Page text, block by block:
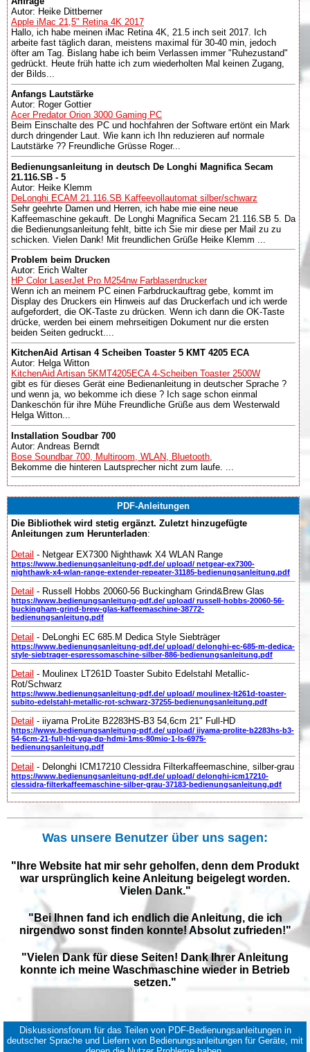
Autor: Heike Dittberner
Apple iMac 21,5" Retina 4K 2017
Hallo, ich habe meinen iMac Retina 4K, 21.5 inch seit 2017. Ich
arbeite fast täglich daran, meistens maximal für 30-40 min, jedoch
öfter am Tag. Bislang habe ich beim Verlassen immer "Ruhezustand"
gedrückt. Heute früh hatte ich zum wiederholten Mal keinen Zugang,
der Bilds...
Anfangs Lautstärke
Autor: Roger Gottier
Acer Predator Orion 3000 Gaming PC
Beim Einschalte des PC und hochfahren der Software ertönt ein Mark
durch dringender Laut. Wie kann ich Ihn reduzieren auf normale
Lautstärke ?? Freundliche Grüsse Roger...
Bedienungsanleitung in deutsch De Longhi Magnifica Secam
21.116.SB - 5
Autor: Heike Klemm
DeLonghi ECAM 21.116.SB Kaffeevollautomat silber/schwarz
Sehr geehrte Damen und Herren, ich habe mie eine neue
Kaffeemaschine gekauft. De Longhi Magnifica Secam 21.116.SB 5. Da
die Bedienungsanleitung fehlt, bitte ich Sie mir diese per Mail zu zu
schicken. Vielen Dank! Mit freundlichen Grüße Heike Klemm ...
Problem beim Drucken
Autor: Erich Walter
HP Color LaserJet Pro M254nw Farblaserdrucker
Wenn ich an meinem PC einen Farbdruckauftrag gebe, kommt im
Display des Druckers ein Hinweis auf das Druckerfach und ich werde
aufgefordert, die OK-Taste zu drücken. Wenn ich dann die OK-Taste
drücke, werden bei einem mehrseitigen Dokument nur die ersten
beiden Seiten gedruckt....
KitchenAid Artisan 4 Scheiben Toaster 5 KMT 4205 ECA
Autor: Helga Witton
KitchenAid Artisan 5KMT4205ECA 4-Scheiben Toaster 2500W
gibt es für dieses Gerät eine Bedienanleitung in deutscher Sprache ?
und wenn ja, wo bekomme ich diese ? Ich sage schon einmal
Dankeschön für ihre Mühe Freundliche Grüße aus dem Westerwald
Helga Witton...
Installation Soudbar 700
Autor: Andreas Berndt
Bose Soundbar 700, Multiroom, WLAN, Bluetooth,
Bekomme die hinteren Lautsprecher nicht zum laufe. ...
PDF-Anleitungen
Die Bibliothek wird stetig ergänzt. Zuletzt hinzugefügte
Anleitungen zum Herunterladen:
Detail - Netgear EX7300 Nighthawk X4 WLAN Range
https://www.bedienungsanleitung-pdf.de/ upload/ netgear-ex7300-
nighthawk-x4-wlan-range-extender-repeater-31185-bedienungsanleitung.pdf
Detail - Russell Hobbs 20060-56 Buckingham Grind&Brew Glas
https://www.bedienungsanleitung-pdf.de/ upload/ russell-hobbs-20060-56-
buckingham-grind-brew-glas-kaffeemaschine-38772-
bedienungsanleitung.pdf
Detail - DeLonghi EC 685.M Dedica Style Siebträger
https://www.bedienungsanleitung-pdf.de/ upload/ delonghi-ec-685-m-dedica-
style-siebtrager-espressomaschine-silber-886-bedienungsanleitung.pdf
Detail - Moulinex LT261D Toaster Subito Edelstahl Metallic-
Rot/Schwarz
https://www.bedienungsanleitung-pdf.de/ upload/ moulinex-lt261d-toaster-
subito-edelstahl-metallic-rot-schwarz-37255-bedienungsanleitung.pdf
Detail - iiyama ProLite B2283HS-B3 54,6cm 21" Full-HD
https://www.bedienungsanleitung-pdf.de/ upload/ iiyama-prolite-b2283hs-b3-
54-6cm-21-full-hd-vga-dp-hdmi-1ms-80mio-1-ls-6975-
bedienungsanleitung.pdf
Detail - Delonghi ICM17210 Clessidra Filterkaffeemaschine, silber-grau
https://www.bedienungsanleitung-pdf.de/ upload/ delonghi-icm17210-
clessidra-filterkaffeemaschine-silber-grau-37183-bedienungsanleitung.pdf
Was unsere Benutzer über uns sagen:
"Ihre Website hat mir sehr geholfen, denn dem Produkt
war ursprünglich keine Anleitung beigelegt worden.
Vielen Dank."
"Bei Ihnen fand ich endlich die Anleitung, die ich
nirgendwo sonst finden konnte! Absolut zufrieden!"
"Vielen Dank für diese Seiten! Dank Ihrer Anleitung
konnte ich meine Waschmaschine wieder in Betrieb
setzen."
Diskussionsforum für das Teilen von PDF-Bedienungsanleitungen in
deutscher Sprache und Liefern von Bedienungsanleitungen für Geräte, mit